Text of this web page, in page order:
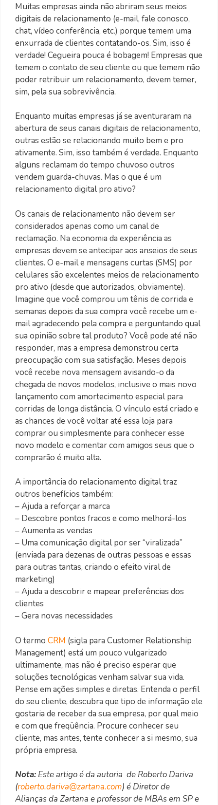
Muitas empresas ainda não abriram seus meios
digitais de relacionamento (e-mail, fale conosco,
chat, vídeo conferência, etc.) porque temem uma
enxurrada de clientes contatando-os. Sim, isso é
verdade! Cegueira pouca é bobagem! Empresas que
temem o contato de seu cliente ou que temem não
poder retribuir um relacionamento, devem temer,
sim, pela sua sobrevivência.
Enquanto muitas empresas já se aventuraram na
abertura de seus canais digitais de relacionamento,
outras estão se relacionando muito bem e pro
ativamente. Sim, isso também é verdade. Enquanto
alguns reclamam do tempo chuvoso outros
vendem guarda-chuvas. Mas o que é um
relacionamento digital pro ativo?
Os canais de relacionamento não devem ser
considerados apenas como um canal de
reclamação. Na economia da experiência as
empresas devem se antecipar aos anseios de seus
clientes. O e-mail e mensagens curtas (SMS) por
celulares são excelentes meios de relacionamento
pro ativo (desde que autorizados, obviamente).
Imagine que você comprou um tênis de corrida e
semanas depois da sua compra você recebe um e-
mail agradecendo pela compra e perguntando qual
sua opinião sobre tal produto? Você pode até não
responder, mas a empresa demonstrou certa
preocupação com sua satisfação. Meses depois
você recebe nova mensagem avisando-o da
chegada de novos modelos, inclusive o mais novo
lançamento com amortecimento especial para
corridas de longa distância. O vínculo está criado e
as chances de você voltar até essa loja para
comprar ou simplesmente para conhecer esse
novo modelo e comentar com amigos seus que o
comprarão é muito alta.
A importância do relacionamento digital traz
outros benefícios também:
– Ajuda a reforçar a marca
– Descobre pontos fracos e como melhorá-los
– Aumenta as vendas
– Uma comunicação digital por ser “viralizada”
(enviada para dezenas de outras pessoas e essas
para outras tantas, criando o efeito viral de
marketing)
– Ajuda a descobrir e mapear preferências dos
clientes
– Gera novas necessidades
O termo CRM (sigla para Customer Relationship
Management) está um pouco vulgarizado
ultimamente, mas não é preciso esperar que
soluções tecnológicas venham salvar sua vida.
Pense em ações simples e diretas. Entenda o perfil
do seu cliente, descubra que tipo de informação ele
gostaria de receber da sua empresa, por qual meio
e com que freqüência. Procure conhecer seu
cliente, mas antes, tente conhecer a si mesmo, sua
própria empresa.
Nota: Este artigo é da autoria de Roberto Dariva
(roberto.dariva@zartana.com) é Diretor de
Alianças da Zartana e professor de MBAs em SP e